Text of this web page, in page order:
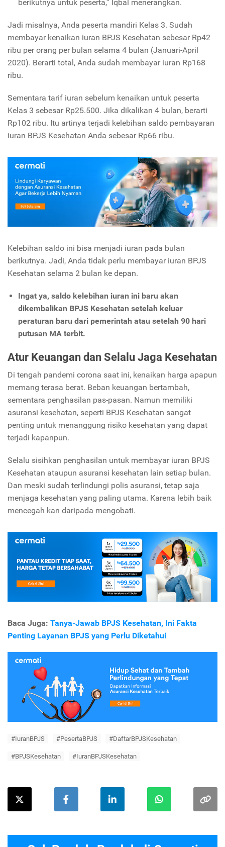
berikutnya untuk peserta,” Iqbal menerangkan.
Jadi misalnya, Anda peserta mandiri Kelas 3. Sudah
membayar kenaikan iuran BPJS Kesehatan sebesar Rp42
ribu per orang per bulan selama 4 bulan (Januari-April
2020). Berarti total, Anda sudah membayar iuran Rp168
ribu.
Sementara tarif iuran sebelum kenaikan untuk peserta
Kelas 3 sebesar Rp25.500. Jika dikalikan 4 bulan, berarti
Rp102 ribu. Itu artinya terjadi kelebihan saldo pembayaran
iuran BPJS Kesehatan Anda sebesar Rp66 ribu.
Kelebihan saldo ini bisa menjadi iuran pada bulan
berikutnya. Jadi, Anda tidak perlu membayar iuran BPJS
Kesehatan selama 2 bulan ke depan.
Ingat ya, saldo kelebihan iuran ini baru akan
dikembalikan BPJS Kesehatan setelah keluar
peraturan baru dari pemerintah atau setelah 90 hari
putusan MA terbit.
Atur Keuangan dan Selalu Jaga Kesehatan
Di tengah pandemi corona saat ini, kenaikan harga apapun
memang terasa berat. Beban keuangan bertambah,
sementara penghasilan pas-pasan. Namun memiliki
asuransi kesehatan, seperti BPJS Kesehatan sangat
penting untuk menanggung risiko kesehatan yang dapat
terjadi kapanpun.
Selalu sisihkan penghasilan untuk membayar iuran BPJS
Kesehatan ataupun asuransi kesehatan lain setiap bulan.
Dan meski sudah terlindungi polis asuransi, tetap saja
menjaga kesehatan yang paling utama. Karena lebih baik
mencegah kan daripada mengobati.
Baca Juga: Tanya-Jawab BPJS Kesehatan, Ini Fakta
Penting Layanan BPJS yang Perlu Diketahui
#IuranBPJS #PesertaBPJS #DaftarBPJSKesehatan
#BPJSKesehatan #IuranBPJSKesehatan